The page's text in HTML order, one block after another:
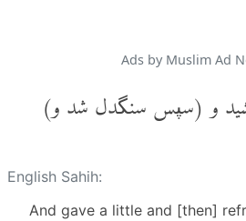
Ads by Muslim Ad
و (سپس سنگدل شد و)
English Sahih:
And gave a little and [then]